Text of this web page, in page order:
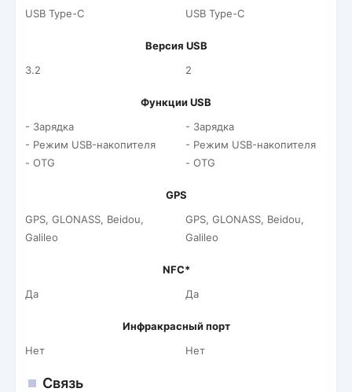
USB Type-C
USB Type-C
Версия USB
3.2
2
Функции USB
- Зарядка
- Режим USB-накопителя
- OTG
- Зарядка
- Режим USB-накопителя
- OTG
GPS
GPS, GLONASS, Beidou,
Galileo
GPS, GLONASS, Beidou,
Galileo
NFC*
Да
Да
Инфракрасный порт
Нет
Нет
Связь